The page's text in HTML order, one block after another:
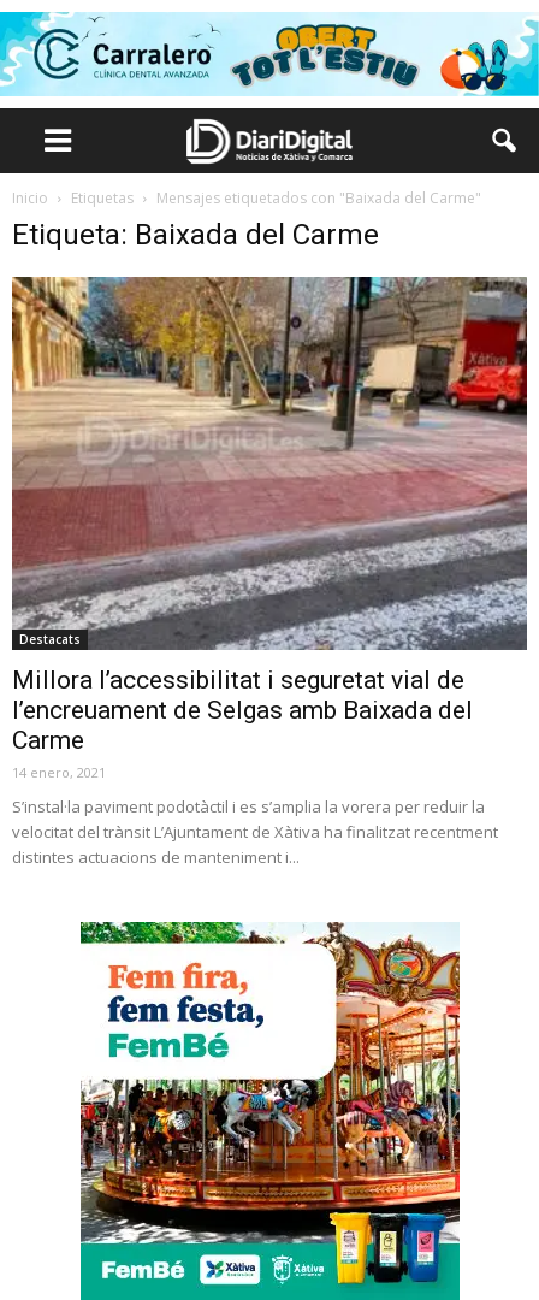
Inicio Etiquetas Mensajes etiquetados con "Baixada del Carme"
Etiqueta: Baixada del Carme
Destacats
Millora l’accessibilitat i seguretat vial de
l’encreuament de Selgas amb Baixada del
Carme
14 enero, 2021
S’instal·la paviment podotàctil i es s’amplia la vorera per reduir la
velocitat del trànsit L’Ajuntament de Xàtiva ha finalitzat recentment
distintes actuacions de manteniment i...